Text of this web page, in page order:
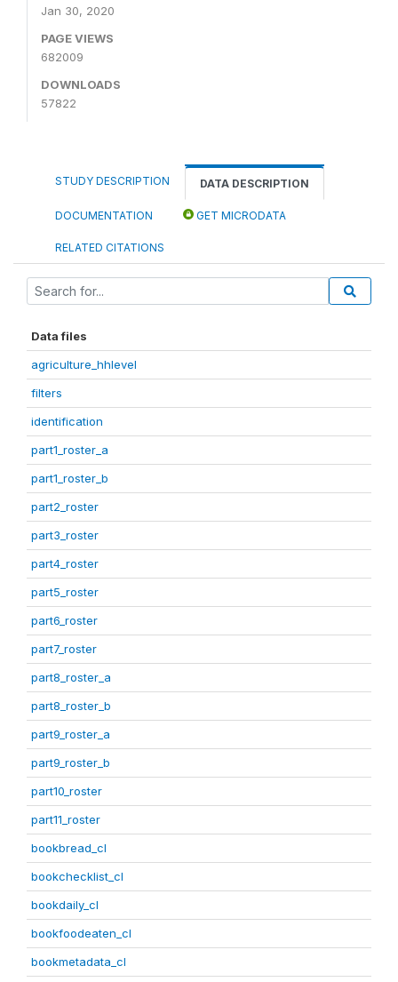
Jan 30, 2020
PAGE VIEWS
682009
DOWNLOADS
57822
STUDY DESCRIPTION DATA DESCRIPTION
DOCUMENTATION GET MICRODATA
RELATED CITATIONS
Data files
agriculture_hhlevel
filters
identification
part1_roster_a
part1_roster_b
part2_roster
part3_roster
part4_roster
part5_roster
part6_roster
part7_roster
part8_roster_a
part8_roster_b
part9_roster_a
part9_roster_b
part10_roster
part11_roster
bookbread_cl
bookchecklist_cl
bookdaily_cl
bookfoodeaten_cl
bookmetadata_cl